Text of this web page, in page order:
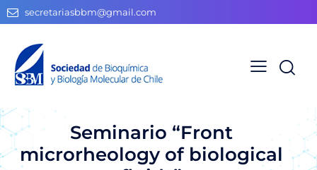
secretariasbbm@gmail.com
Seminario “Front
microrheology of biological